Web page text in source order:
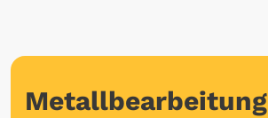
Metallbearbeitung